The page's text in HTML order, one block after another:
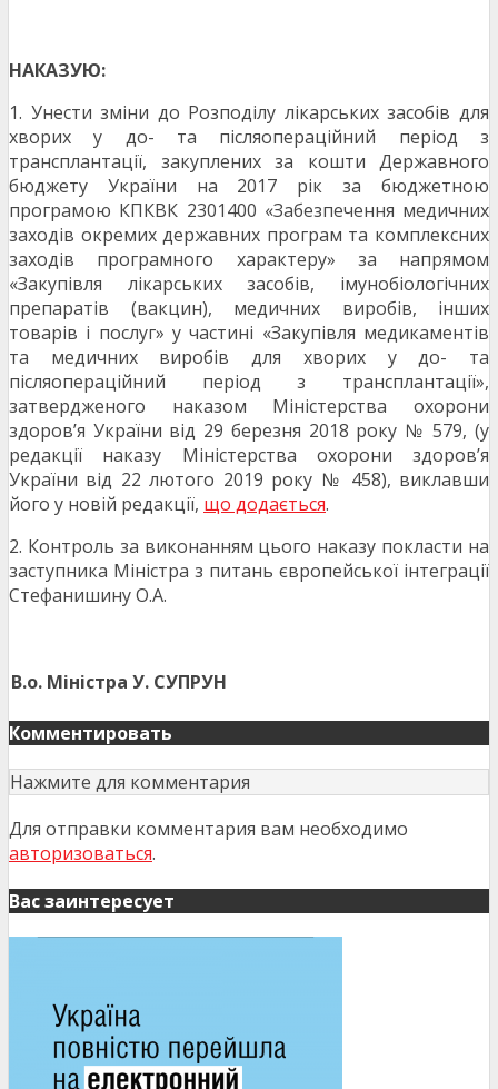
НАКАЗУЮ:
1. Унести зміни до Розподілу лікарських засобів для
хворих у до- та післяопераційний період з
трансплантації, закуплених за кошти Державного
бюджету України на 2017 рік за бюджетною
програмою КПКВК 2301400 «Забезпечення медичних
заходів окремих державних програм та комплексних
заходів програмного характеру» за напрямом
«Закупівля лікарських засобів, імунобіологічних
препаратів (вакцин), медичних виробів, інших
товарів і послуг» у частині «Закупівля медикаментів
та медичних виробів для хворих у до- та
післяопераційний період з трансплантації»,
затвердженого наказом Міністерства охорони
здоров’я України від 29 березня 2018 року № 579, (у
редакції наказу Міністерства охорони здоров’я
України від 22 лютого 2019 року № 458), виклавши
його у новій редакції, що додається.
2. Контроль за виконанням цього наказу покласти на
заступника Міністра з питань європейської інтеграції
Стефанишину О.А.
В.о. Міністра У. СУПРУН
Комментировать
Нажмите для комментария
Для отправки комментария вам необходимо
авторизоваться.
Вас заинтересует